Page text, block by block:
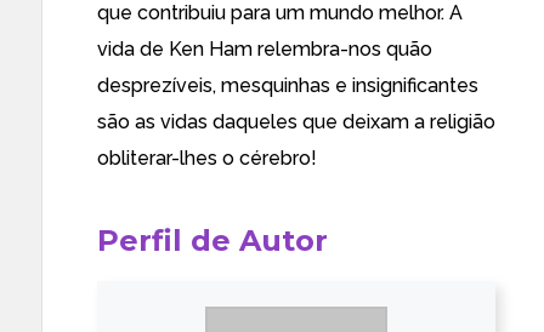
que contribuiu para um mundo melhor. A
vida de Ken Ham relembra-nos quão
desprezíveis, mesquinhas e insignificantes
são as vidas daqueles que deixam a religião
obliterar-lhes o cérebro!
Perfil de Autor